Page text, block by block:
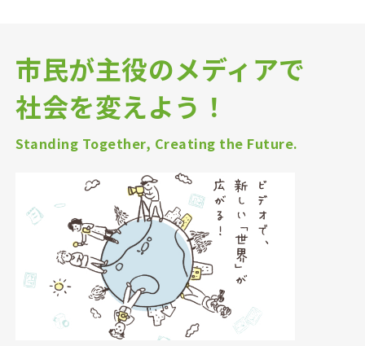
市民が主役のメディアで
社会を変えよう！
Standing Together, Creating the Future.